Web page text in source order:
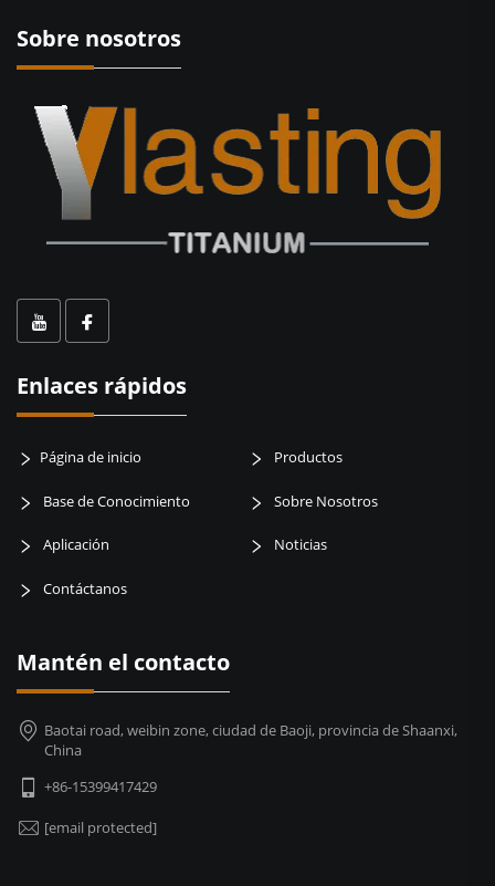
Sobre nosotros
Enlaces rápidos
Página de inicio Productos
Base de Conocimiento Sobre Nosotros
Aplicación Noticias
Contáctanos
Mantén el contacto
Baotai road, weibin zone, ciudad de Baoji, provincia de Shaanxi,
China
+86-15399417429
[email protected]